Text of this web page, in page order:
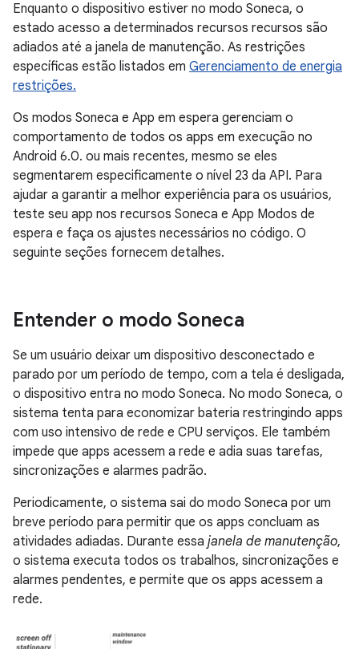
Enquanto o dispositivo estiver no modo Soneca, o
estado acesso a determinados recursos recursos são
adiados até a janela de manutenção. As restrições
específicas estão listados em Gerenciamento de energia
restrições.
Os modos Soneca e App em espera gerenciam o
comportamento de todos os apps em execução no
Android 6.0. ou mais recentes, mesmo se eles
segmentarem especificamente o nível 23 da API. Para
ajudar a garantir a melhor experiência para os usuários,
teste seu app nos recursos Soneca e App Modos de
espera e faça os ajustes necessários no código. O
seguinte seções fornecem detalhes.
Entender o modo Soneca
Se um usuário deixar um dispositivo desconectado e
parado por um período de tempo, com a tela é desligada,
o dispositivo entra no modo Soneca. No modo Soneca, o
sistema tenta para economizar bateria restringindo apps
com uso intensivo de rede e CPU serviços. Ele também
impede que apps acessem a rede e adia suas tarefas,
sincronizações e alarmes padrão.
Periodicamente, o sistema sai do modo Soneca por um
breve período para permitir que os apps concluam as
atividades adiadas. Durante essa janela de manutenção,
o sistema executa todos os trabalhos, sincronizações e
alarmes pendentes, e permite que os apps acessem a
rede.